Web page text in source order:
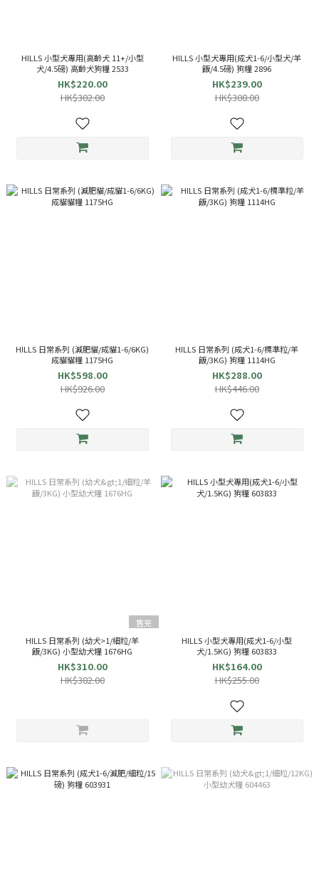
HILLS 小型犬專用(高齡犬 11+/小型
犬/4.5磅) 高齡犬狗糧 2533
HK$220.00
HK$302.00
HILLS 小型犬專用(成犬1-6/小型犬/羊
飯/4.5磅) 狗糧 2896
HK$239.00
HK$308.00
HILLS 日常系列 (減肥貓/成貓1-6/6KG)
成貓貓糧 1175HG
HK$598.00
HK$926.00
HILLS 日常系列 (成犬1-6/標準粒/羊
飯/3KG) 狗糧 1114HG
HK$288.00
HK$446.00
售完
HILLS 日常系列 (幼犬>1/細粒/羊
飯/3KG) 小型幼犬糧 1676HG
HK$310.00
HK$382.00
HILLS 小型犬專用(成犬1-6/小型
犬/1.5KG) 狗糧 603833
HK$164.00
HK$255.00